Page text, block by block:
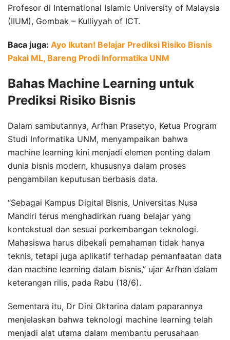
Profesor di International Islamic University of Malaysia
(IIUM), Gombak – Kulliyyah of ICT.
Baca juga: Ayo Ikutan! Belajar Prediksi Risiko Bisnis
Pakai ML, Bareng Prodi Informatika UNM
Bahas Machine Learning untuk
Prediksi Risiko Bisnis
Dalam sambutannya, Arfhan Prasetyo, Ketua Program
Studi Informatika UNM, menyampaikan bahwa
machine learning kini menjadi elemen penting dalam
dunia bisnis modern, khususnya dalam proses
pengambilan keputusan berbasis data.
“Sebagai Kampus Digital Bisnis, Universitas Nusa
Mandiri terus menghadirkan ruang belajar yang
kontekstual dan sesuai perkembangan teknologi.
Mahasiswa harus dibekali pemahaman tidak hanya
teknis, tetapi juga aplikatif terhadap pemanfaatan data
dan machine learning dalam bisnis,” ujar Arfhan dalam
keterangan rilis, pada Rabu (18/6).
Sementara itu, Dr Dini Oktarina dalam paparannya
menjelaskan bahwa teknologi machine learning telah
menjadi alat utama dalam membantu perusahaan